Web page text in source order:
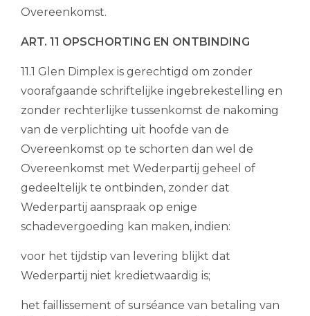
Overeenkomst.
ART. 11 OPSCHORTING EN ONTBINDING
11.1 Glen Dimplex is gerechtigd om zonder
voorafgaande schriftelijke ingebrekestelling en
zonder rechterlijke tussenkomst de nakoming
van de verplichting uit hoofde van de
Overeenkomst op te schorten dan wel de
Overeenkomst met Wederpartij geheel of
gedeeltelijk te ontbinden, zonder dat
Wederpartij aanspraak op enige
schadevergoeding kan maken, indien:
voor het tijdstip van levering blijkt dat
Wederpartij niet kredietwaardig is;
het faillissement of surséance van betaling van